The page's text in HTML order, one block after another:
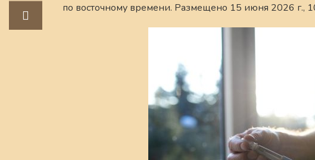
по восточному времени. Размещено 15 июня 2026 г.,